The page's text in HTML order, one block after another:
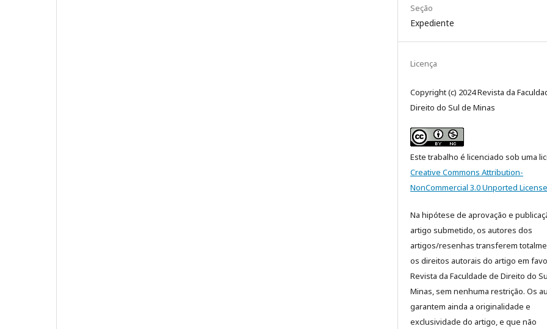
Seção
Expediente
Licença
Copyright (c) 2024 Revista da
Direito do Sul de Minas
Este trabalho é licenciado sob uma
Creative Commons Attribution-
NonCommercial 3.0 Unported License
Na hipótese de aprovação e
artigo submetido, os autores dos
artigos/resenhas transferem
os direitos autorais do artigo em
Revista da Faculdade de Direito do
Minas, sem nenhuma restrição. Os
garantem ainda a originalidade e
exclusividade do artigo, e que não